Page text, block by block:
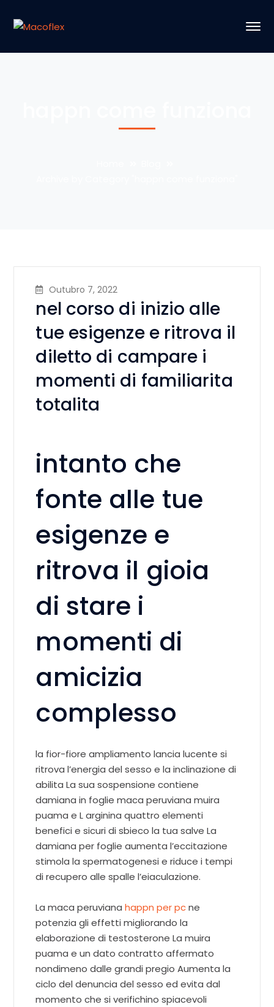
Outubro 7, 2022
nel corso di inizio alle
tue esigenze e ritrova il
diletto di campare i
momenti di familiarita
totalita
intanto che
fonte alle tue
esigenze e
ritrova il gioia
di stare i
momenti di
amicizia
complesso
la fior-fiore ampliamento lancia lucente si
ritrova l’energia del sesso e la inclinazione di
abilita La sua sospensione contiene
damiana in foglie maca peruviana muira
puama e L arginina quattro elementi
benefici e sicuri di sbieco la tua salve La
damiana per foglie aumenta l’eccitazione
stimola la spermatogenesi e riduce i tempi
di recupero alle spalle l’eiaculazione.
La maca peruvianahappn per pcne
potenzia gli effetti migliorando la
elaborazione di testosterone La muira
puama e un dato contratto affermato
nondimeno dalle grandi pregio Aumenta la
ciclo del denuncia del sesso ed evita dal
momento che si verifichino spiacevoli